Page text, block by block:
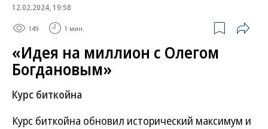
12.02.2024, 19:58
149 1 мин.
«Идея на миллион с Олегом
Богдановым»
Курс биткойна
Курс биткойна обновил исторический максимум и